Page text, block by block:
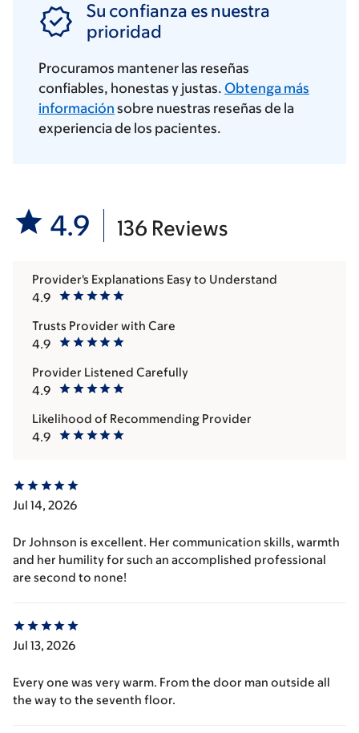
Su confianza es nuestra
prioridad
Procuramos mantener las reseñas
confiables, honestas y justas. Obtenga más
información sobre nuestras reseñas de la
experiencia de los pacientes.
4.9 136 Reviews
4.9
Provider's Explanations Easy to Understand
4.9
Trusts Provider with Care
4.9
Provider Listened Carefully
4.9
Likelihood of Recommending Provider
Jul 14, 2026
Dr Johnson is excellent. Her communication skills, warmth
and her humility for such an accomplished professional
are second to none!
Jul 13, 2026
Every one was very warm. From the door man outside all
the way to the seventh floor.